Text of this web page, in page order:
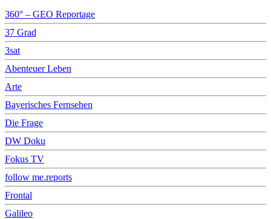
360° – GEO Reportage
37 Grad
3sat
Abenteuer Leben
Arte
Bayerisches Fernsehen
Die Frage
DW Doku
Fokus TV
follow me.reports
Frontal
Galileo